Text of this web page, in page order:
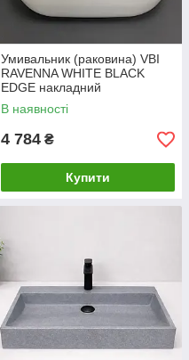
Умивальник (раковина) VBI
RAVENNA WHITE BLACK
EDGE накладний
В наявності
4 784 ₴
Купити